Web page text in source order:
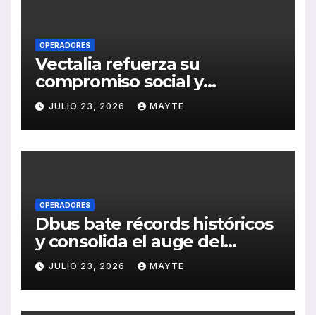
OPERADORES
Vectalia refuerza su
compromiso social y
medioambiental con la
publicación de su Memoria
de RSC 2025
JULIO 23, 2026 MAYTE
OPERADORES
Dbus bate récords históricos
y consolida el auge del
transporte público en San
Sebastián
JULIO 23, 2026 MAYTE